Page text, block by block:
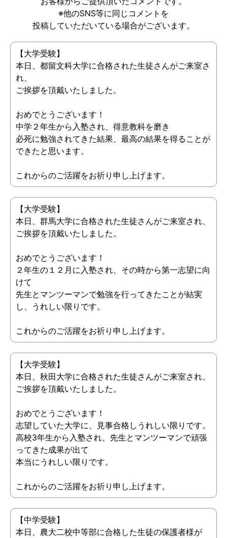
※他のSNS等に同じコメントを
投稿していただいている場合がございます。
【大学受験】
本日、都留文科大学に合格された生徒さんがご来室さ
れ、
ご挨拶を頂戴いたしました。
おめでとうございます！
中学２年生から入塾され、得意教科を磨き
必死に勉強されてきた結果、最高の結果を得ることが
できたと思います。
これからのご活躍をお祈り申し上げます。
【大学受験】
本日、群馬大学に合格された生徒さんがご来室され、
ご挨拶を頂戴いたしました。
おめでとうございます！
２年生の１２月に入塾され、その時から第一志望に向
けて
先生とマンツーマンで勉強を行ってきたことが結実
し、うれしい限りです。
これからのご活躍をお祈り申し上げます。
【大学受験】
本日、秋田大学に合格された生徒さんがご来室され、
ご挨拶を頂戴いたしました。
おめでとうございます！
志望していた大学に、見事合格しうれしい限りです。
高校3年生から入塾され、先生とマンツーマンで頑張
ってきた成果が出て
本当にうれしい限りです。
これからのご活躍をお祈り申し上げます。
【中学受験】
本日、農大二校中等部に合格した生徒の保護者様が